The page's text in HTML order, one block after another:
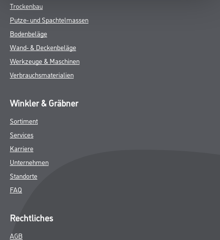
Trockenbau
Putze- und Spachtelmassen
Bodenbeläge
Wand- & Deckenbeläge
Werkzeuge & Maschinen
Verbrauchsmaterialien
Winkler & Gräbner
Sortiment
Services
Karriere
Unternehmen
Standorte
FAQ
Rechtliches
AGB